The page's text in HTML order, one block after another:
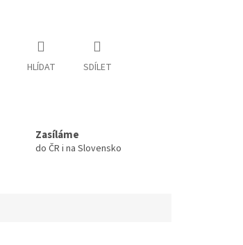
HLÍDAT SDÍLET
Zasíláme
do ČR i na Slovensko